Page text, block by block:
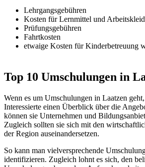
Lehrgangsgebühren
Kosten für Lernmittel und
Prüfungsgebühren
Fahrtkosten
etwaige Kosten für Kinderbetreuung
Top 10 Umschulungen in
Wenn es um Umschulungen in Laatzen
Interessierte einen Überblick über die
können sie Unternehmen und
Zugleich sollten sie sich mit den
der Region auseinandersetzen.
So kann man vielversprechende
identifizieren. Zugleich lohnt es sich, den